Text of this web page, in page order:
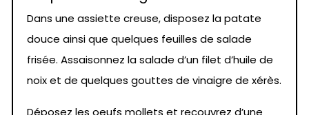
Dans une assiette creuse, disposez la patate
douce ainsi que quelques feuilles de salade
frisée. Assaisonnez la salade d’un filet d’huile de
noix et de quelques gouttes de vinaigre de xérès.
Déposez les oeufs mollets et recouvrez d’une